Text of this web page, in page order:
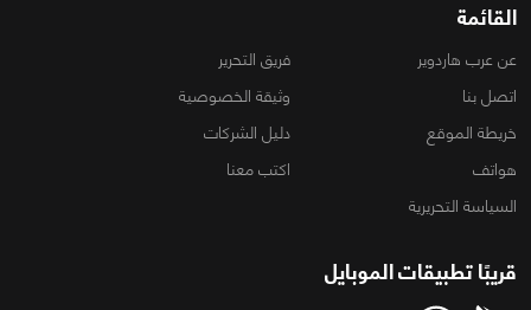
القائمة
عن عرب هاردوير
فريق التحرير
اتصل بنا
وثيقة الخصوصية
خريطة الموقع
دليل الشركات
هواتف
اكتب معنا
السياسة التحريرية
قريبًا تطبيقات الموبايل